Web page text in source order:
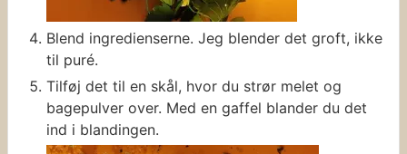
Blend ingredienserne. Jeg blender det groft, ikke
til puré.
Tilføj det til en skål, hvor du strør melet og
bagepulver over. Med en gaffel blander du det
ind i blandingen.